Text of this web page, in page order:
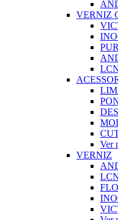
VERNIZ
Ver
VERNIZ